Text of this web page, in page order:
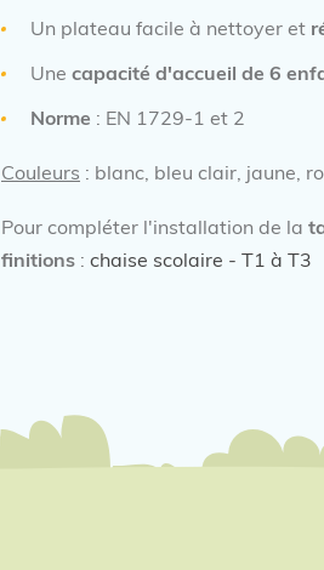
Un plateau facile à nettoyer et
Une capacité d'accueil de 6
Norme : EN 1729-1 et 2
Couleurs : blanc, bleu clair, jaune,
Pour compléter l'installation de la
finitions : chaise scolaire - T1 à T3